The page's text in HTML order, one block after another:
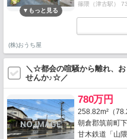
篠隈（津古駅）
(株)おうち屋
＼☆都会の喧騒から離れ、
せんか♪☆／
780万円
258.82m²（
朝倉郡筑前町
甘木鉄道「山